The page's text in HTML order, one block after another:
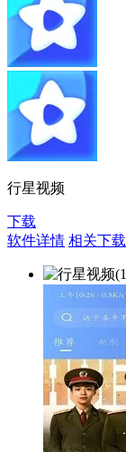
行星视频
下载
软件详情 相关下载